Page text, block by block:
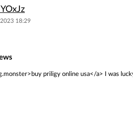
2023 18:29
priligy online usa</a> I was